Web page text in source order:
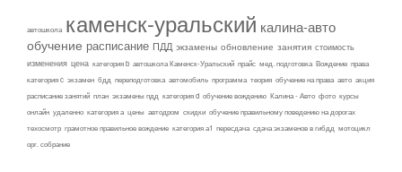
автошкола каменск-уральский калина-авто
обучение расписание ПДД экзамены обновление занятия стоимость
изменения цена категория b автошкола Каменск-Уральский прайс мед. подготовка Вождение права
категория c экзамен бдд переподготовка автомобиль программа теория обучение на права авто акция
расписание занятий план экзамены пдд категория d обучение вождению Калина - Авто фото курсы
онлайн удаленно категория а цены автодром скидки обучение правильному поведению на дорогах
техосмотр грамотное правильное вождение категория а1 пересдача сдача экзаменов в гибдд мотоцикл
орг. собрание